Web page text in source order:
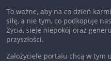
To ważne, aby na co dzień
siłę, a nie tym, co podkopuje
Życia, sieje niepokój oraz
przyszłości.
Założyciele portalu chcą w tym